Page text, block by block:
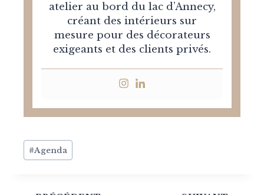
atelier au bord du lac d’Annecy,
créant des intérieurs sur
mesure pour des décorateurs
exigeants et des clients privés.
Post
Tags:
#Agenda